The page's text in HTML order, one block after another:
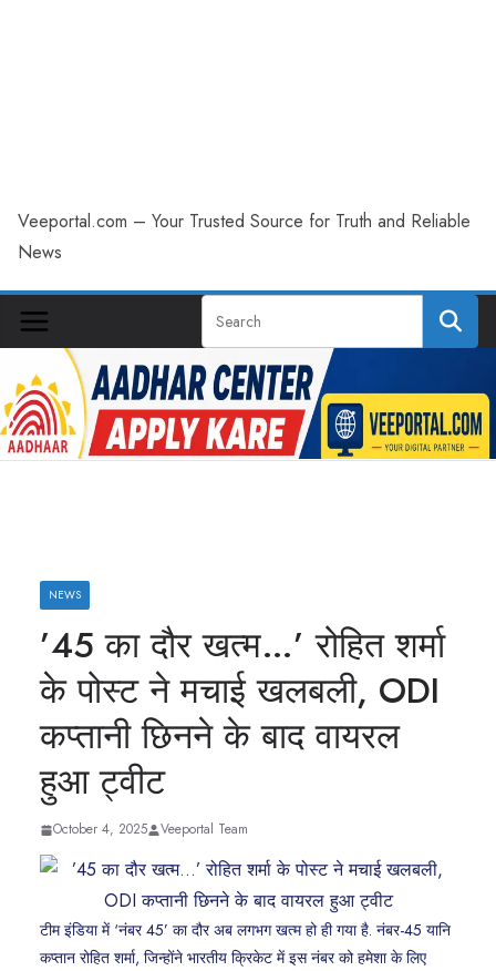
Veeportal.com – Your Trusted Source for Truth and Reliable
News
NEWS
’45 का दौर खत्म…’ रोहित शर्मा
के पोस्ट ने मचाई खलबली, ODI
कप्तानी छिनने के बाद वायरल
हुआ ट्वीट
October 4, 2025 Veeportal Team
टीम इंडिया में ‘नंबर 45’ का दौर अब लगभग खत्म हो ही गया है. नंबर-45 यानि
कप्तान रोहित शर्मा, जिन्होंने भारतीय क्रिकेट में इस नंबर को हमेशा के लिए